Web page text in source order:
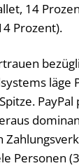
14
Pro­zent).
läge
Personen